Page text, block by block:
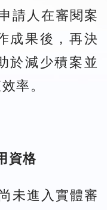
請人在審閱案
成果後，再決
於減少積案並
率。
資格
進入實體審